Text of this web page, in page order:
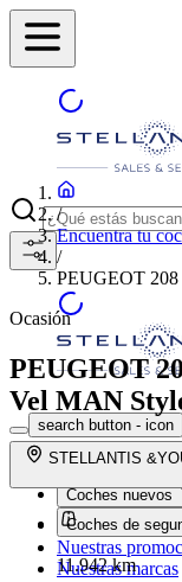
search button - icon
CONCESIONARIO
Coches nuevos
Coches de
Nuestras
Nuestras marcas
/
Encuentra tu
/
PEUGEOT 208
Ocasión
PEUGEOT
Vel MAN
STELLANTIS
11.942 km